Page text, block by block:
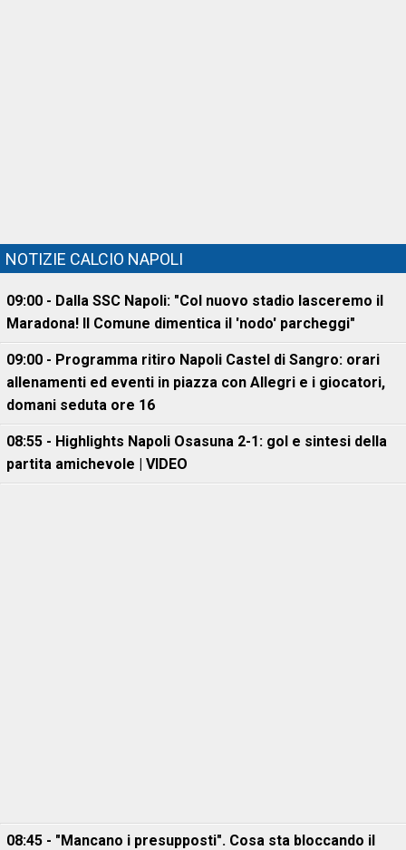
NOTIZIE CALCIO NAPOLI
09:00 - Dalla SSC Napoli: "Col nuovo stadio lasceremo il
Maradona! Il Comune dimentica il 'nodo' parcheggi"
09:00 - Programma ritiro Napoli Castel di Sangro: orari
allenamenti ed eventi in piazza con Allegri e i giocatori,
domani seduta ore 16
08:55 - Highlights Napoli Osasuna 2-1: gol e sintesi della
partita amichevole | VIDEO
08:45 - "Mancano i presupposti". Cosa sta bloccando il